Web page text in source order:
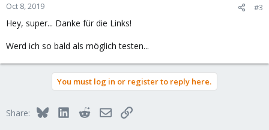
Oct 8, 2019 #3
Hey, super... Danke für die Links!
Werd ich so bald als möglich testen...
You must log in or register to reply here.
Share: BlueskyLinkedInRedditEmailLink